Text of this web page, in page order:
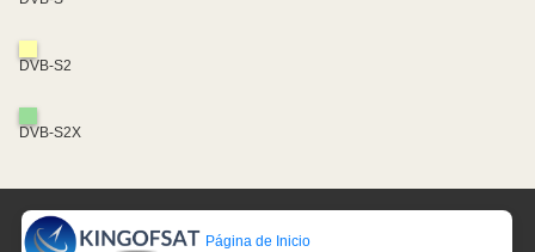
DVB-S2
DVB-S2X
Página de Inicio